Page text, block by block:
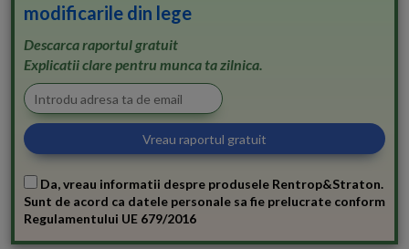
modificarile din lege
Descarca raportul gratuit
Explicatii clare pentru munca ta zilnica.
Da, vreau informatii despre produsele Rentrop&Straton.
Sunt de acord ca datele personale sa fie prelucrate conform
Regulamentului UE 679/2016